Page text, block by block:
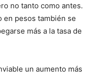
no tanto como antes.
en pesos también se
más a la tasa de
un aumento más